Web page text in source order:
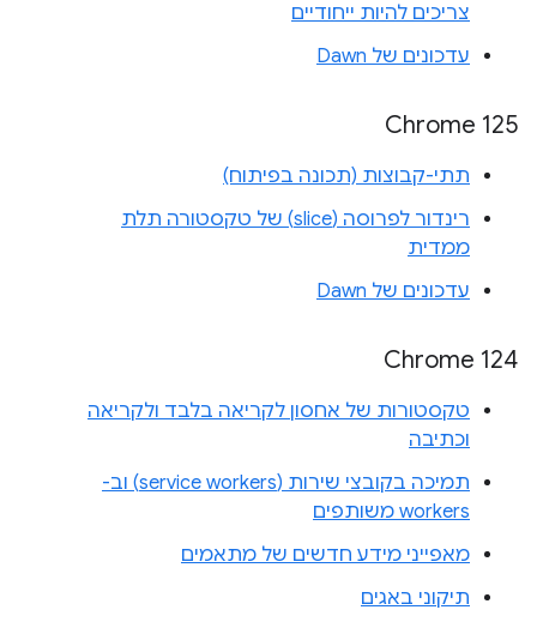
צריכים להיות ייחודיים
עדכונים של Dawn
‫Chrome 125
תתי-קבוצות (תכונה בפיתוח)
רינדור לפרוסה (slice) של טקסטורה תלת
ממדית
עדכונים של Dawn
Chrome 124
טקסטורות של אחסון לקריאה בלבד ולקריאה
וכתיבה
תמיכה בקובצי שירות (service workers) וב-
workers משותפים
מאפייני מידע חדשים של מתאמים
תיקוני באגים